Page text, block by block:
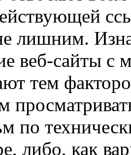
лишним.
веб-сайты с
тем
по
либо, как